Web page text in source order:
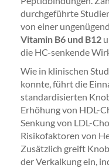
durchgeführte
von einer
Vitamin B6 und B12
die HC-senkende
Wie in klinischen
konnte, führt die
standardisierten
Erhöhung von HDL-
Senkung von LDL-
Risikofaktoren von
Zusätzlich greift
der Verkalkung ein,